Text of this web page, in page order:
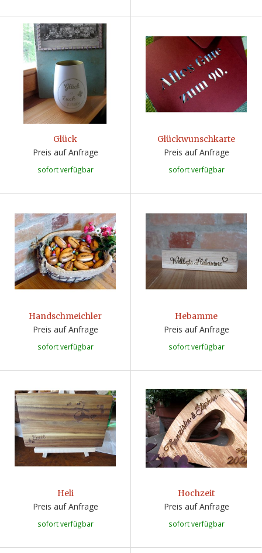
Glück
Preis auf Anfrage
sofort verfügbar
Glückwunschkarte
Preis auf Anfrage
sofort verfügbar
Handschmeichler
Preis auf Anfrage
sofort verfügbar
Hebamme
Preis auf Anfrage
sofort verfügbar
Heli
Preis auf Anfrage
sofort verfügbar
Hochzeit
Preis auf Anfrage
sofort verfügbar